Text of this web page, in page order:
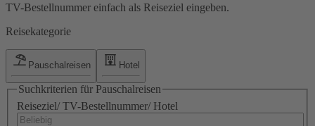
TV-Bestellnummer einfach als Reiseziel eingeben.
Reisekategorie
Pauschalreisen Hotel
Suchkriterien für Pauschalreisen
Reiseziel/ TV-Bestellnummer/ Hotel